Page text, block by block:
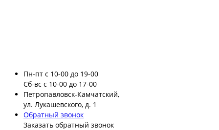
Пн-пт с 10-00 до 19-00
Сб-вс с 10-00 до 17-00
Петропавловск-Камчатский,
ул. Лукашевского, д. 1
Обратный звонок
Заказать обратный звонок